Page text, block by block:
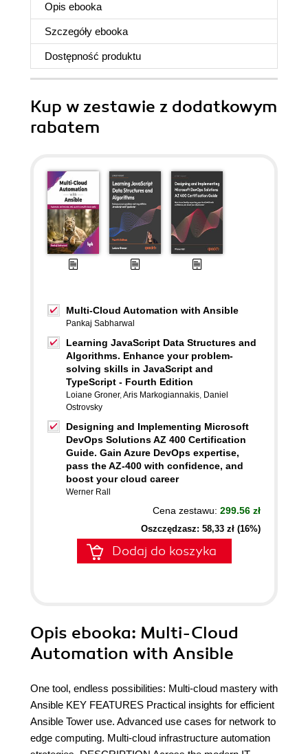
Opis ebooka
Szczegóły ebooka
Dostępność produktu
Kup w zestawie z dodatkowym
rabatem
Multi-Cloud Automation with Ansible
Pankaj Sabharwal
Learning JavaScript Data Structures and
Algorithms. Enhance your problem-
solving skills in JavaScript and
TypeScript - Fourth Edition
Loiane Groner,Aris Markogiannakis, Daniel
Ostrovsky
Designing and Implementing Microsoft
DevOps Solutions AZ 400 Certification
Guide. Gain Azure DevOps expertise,
pass the AZ-400 with confidence, and
boost your cloud career
Werner Rall
Cena zestawu: 299.56 zł
Oszczędzasz: 58,33 zł (16%)
Dodaj do koszyka
Opis ebooka: Multi-Cloud
Automation with Ansible
One tool, endless possibilities: Multi-cloud mastery with
Ansible KEY FEATURES Practical insights for efficient
Ansible Tower use. Advanced use cases for network to
edge computing. Multi-cloud infrastructure automation